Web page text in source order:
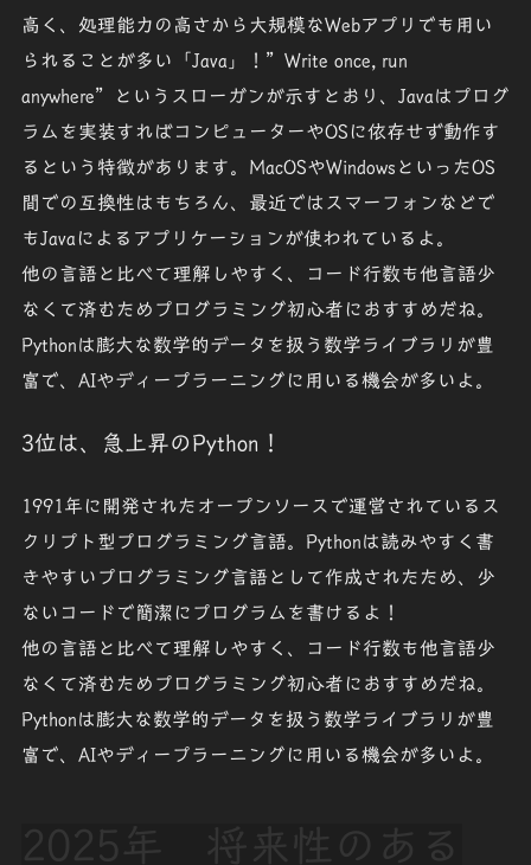
高く、処理能力の高さから大規模なWebアプリでも用い
られることが多い「Java」！”Write once, run
anywhere”というスローガンが示すとおり、Javaはプログ
ラムを実装すればコンピューターやOSに依存せず動作す
るという特徴があります。MacOSやWindowsといったOS
間での互換性はもちろん、最近ではスマーフォンなどで
もJavaによるアプリケーションが使われているよ。
他の言語と比べて理解しやすく、コード行数も他言語少
なくて済むためプログラミング初心者におすすめだね。
Pythonは膨大な数学的データを扱う数学ライブラリが豊
富で、AIやディープラーニングに用いる機会が多いよ。
3位 は、急上昇のPython ！
1991年に開発されたオープンソースで運営されている ス
クリプト型 プログラミング言語。Pythonは読みやすく書
きやすいプログラミング言語として作成されたため、少
ないコードで簡潔にプログラムを書けるよ！
他の言語と比べて理解しやすく、コード行数も他言語少
なくて済むためプログラミング初心者におすすめだね。
Pythonは膨大な数学的データを扱う数学ライブラリが豊
富で、AIやディープラーニングに用いる機会が多いよ。